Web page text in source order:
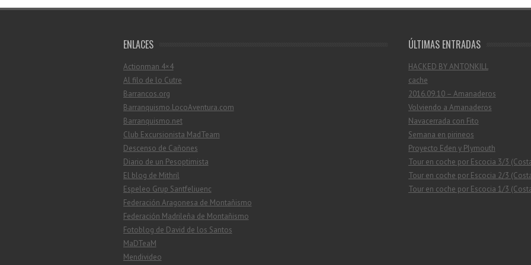
ENLACES
Actionman 4×4
Al filo de lo Cutre
Barrancos.org
Barranquismo.LocoAventura.com
Barranquismo.net
Club Excursionista MadTeam
Descenso de Cañones
Diario de un Pesoptimista
El blog de Mithril
Espeleo Grup Santfeliuenc
Federación Aragonesa de Montañismo
Federación Madrileña de Montañismo
Fotoblog de David de los Santos
MaDTeaM
Mendivideo
ÚLTIMAS ENTRADAS
HACKED BY ANTONKILL
cache
2016.09.10 – Amanaderos
Volviendo a Amanaderos
Navacerrada con Fito
Semana en pirineos
Proyecto Eden y Plymouth
Tour en coche por Escocia 3/3
Tour en coche por Escocia 2/3
Tour en coche por Escocia 1/3